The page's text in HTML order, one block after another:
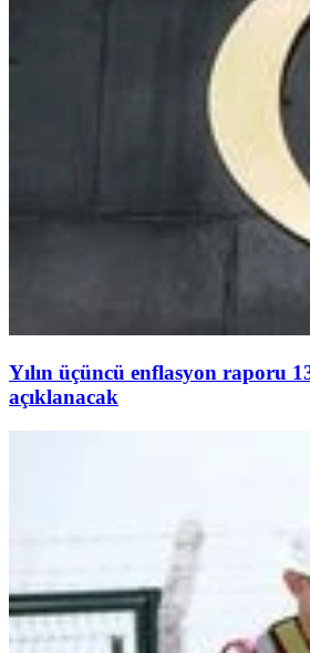
Yılın üçüncü enflasyon raporu
açıklanacak